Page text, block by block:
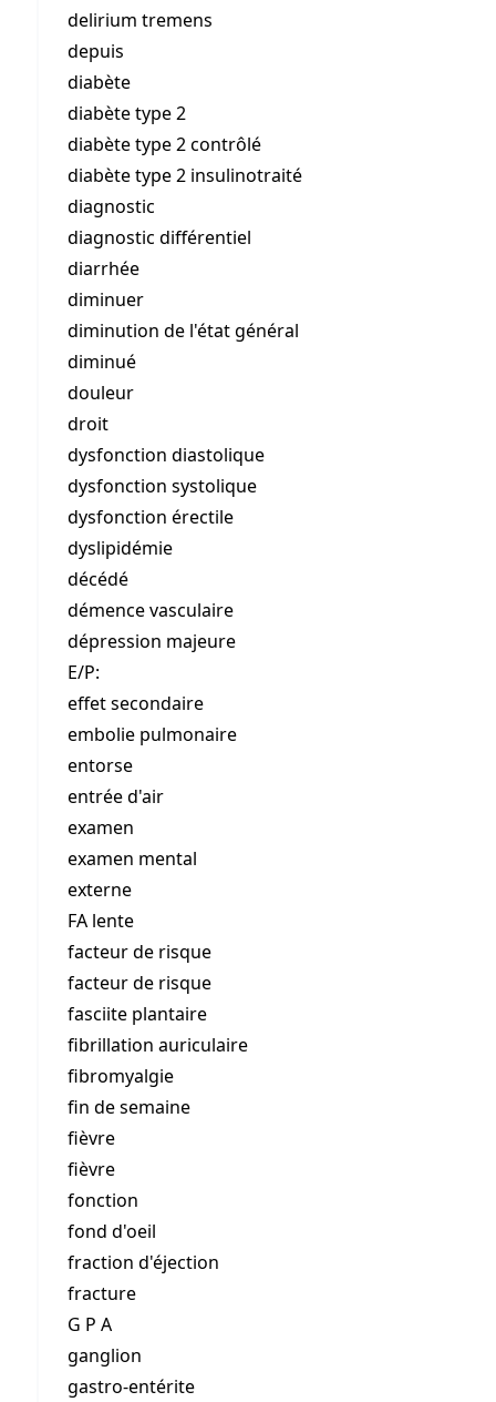
delirium tremens
depuis
diabète
diabète type 2
diabète type 2 contrôlé
diabète type 2 insulinotraité
diagnostic
diagnostic différentiel
diarrhée
diminuer
diminution de l'état général
diminué
douleur
droit
dysfonction diastolique
dysfonction systolique
dysfonction érectile
dyslipidémie
décédé
démence vasculaire
dépression majeure
E/P:
effet secondaire
embolie pulmonaire
entorse
entrée d'air
examen
examen mental
externe
FA lente
facteur de risque
facteur de risque
fasciite plantaire
fibrillation auriculaire
fibromyalgie
fin de semaine
fièvre
fièvre
fonction
fond d'oeil
fraction d'éjection
fracture
G P A
ganglion
gastro-entérite